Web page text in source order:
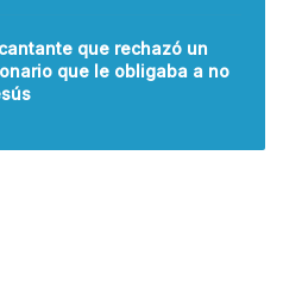
que rechazó un
que le obligaba a no